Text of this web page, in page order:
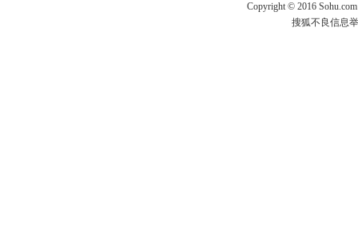
Copyright © 2016
搜狐不良信息